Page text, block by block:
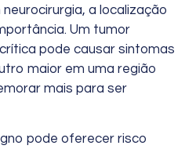
a localização
Um tumor
pode causar sintomas
maior em uma região
mais para ser
pode oferecer risco